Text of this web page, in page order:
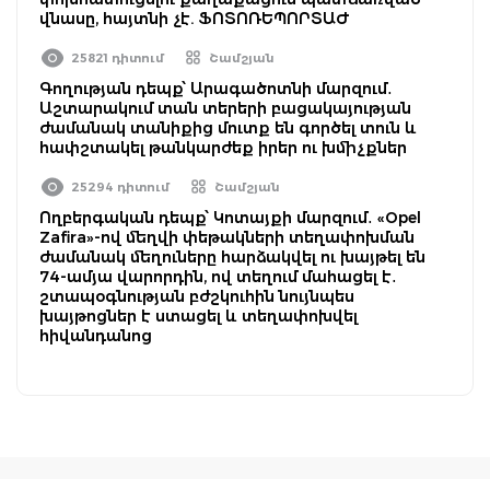
վնասը, հայտնի չէ. ՖՈՏՈՌԵՊՈՐՏԱԺ
25821 դիտում Շամշյան
Գողության դեպք՝ Արագածոտնի մարզում․
Աշտարակում տան տերերի բացակայության
ժամանակ տանիքից մուտք են գործել տուն և
հափշտակել թանկարժեք իրեր ու խմիչքներ
25294 դիտում Շամշյան
Ողբերգական դեպք՝ Կոտայքի մարզում․ «Opel
Zafira»-ով մեղվի փեթակների տեղափոխման
ժամանակ մեղուները հարձակվել ու խայթել են
74-ամյա վարորդին, ով տեղում մահացել է․
շտապօգնության բժշկուհին նույնպես
խայթոցներ է ստացել և տեղափոխվել
հիվանդանոց